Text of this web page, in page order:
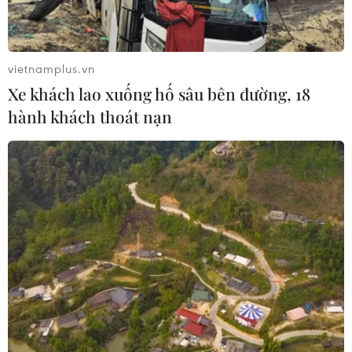
viên, đưa các Anh hùng liệt sỹ về với
gia đình
07/08/2026 08:15
Bộ Giáo dục và Đào tạo công bố
khung thời gian cố định từ năm học
2026-2027
07/08/2026 08:02
Thi lại tại Trường THPT Chuyên
Tuyên Quang: Thay nhân sự làm
công tác thi
07/08/2026 07:41
Tướng Lê Xuân Thế: "Mỗi mét đất
vietnamplus.vn
Xe khách lao xuống hố sâu bên đường, 18
hành khách thoát nạn